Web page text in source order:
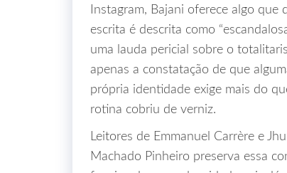
Instagram, Bajani oferece algo
escrita é descrita como
uma lauda pericial sobre o
apenas a constatação de que
própria identidade exige mais do
rotina cobriu de verniz.
Leitores de Emmanuel Carrère e
Machado Pinheiro preserva essa